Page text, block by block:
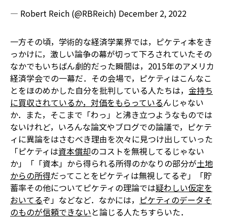
— Robert Reich (@RBReich) December 2, 2022
一方その頃，学術的な経済学業界では，ピケティ本をき
っかけに，激しい論争の幕が切って下ろされていた――その
なかでもいちばん劇的だった瞬間は，2015年のアメリカ
経済学会での一幕だ．その会場で，ピケティはこんなこ
とをほのめかした――自分を批判している人たちは， 金持ち
に買収されているか，対価をもらっているんじゃない
か．また，そこまで「わっ」と沸き立つようなものでは
ないけれど，いろんな論文やブログでの論議で，ピケテ
ィに異論をはさむべき理由を次々に見つけ出していった
――「ピケティは資本償却のコストを無視してるじゃない
か」「「資本」から得られる所得のかなりの部分が土地
からの所得だってことをピケティは無視してるぞ」「貯
蓄率その他についてピケティの理論では疑わしい仮定を
おいてるぞ」などなど．なかには， ピケティのデータそ
のものが信頼できないと論じる人たちすらいた．